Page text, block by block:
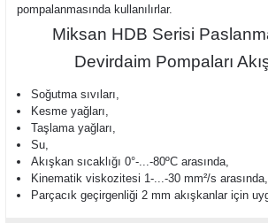
pompalanmasında kullanılırlar.
Miksan HDB Serisi
Devirdaim Pompaları
Soğutma sıvıları,
Kesme yağları,
Taşlama yağları,
Su,
Akışkan sıcaklığı0°-...-80ºC arasında,
Kinematik viskozitesi 1-...-30 mm²/s arasında,
Parçacık geçirgenliği 2 mmakışkanlar için